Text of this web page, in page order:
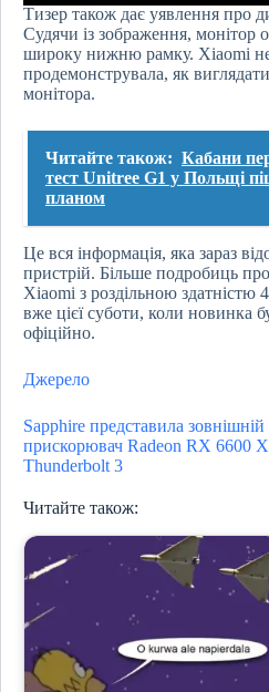
Тизер також дає уявлення про
Судячи із зображення, монітор
широку нижню рамку. Xiaomi
продемонструвала, як
монітора.
Читайте також: Кабани
тест Unitree G1 у Польщі
планом
Це вся інформація, яка зараз
пристрій. Більше подробиць
Xiaomi з роздільною здатністю
вже цієї суботи, коли новинка
офіційно.
Джерело
Sapphire представила
прискорювач Radeon RX 6600
Thunderbolt 3
Читайте також: